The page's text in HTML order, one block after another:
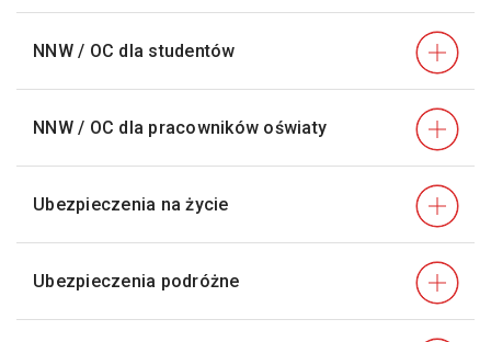
NNW / OC dla studentów
NNW / OC dla pracowników oświaty
Ubezpieczenia na życie
Ubezpieczenia podróżne